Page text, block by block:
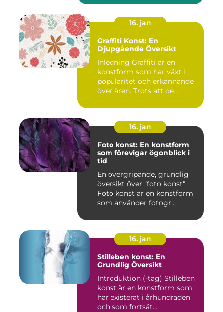
16. jan
Graffiti Konst: En
Djupgående Översikt
Inledning Graffiti är en
konstform som har växt i
popularitet och erkännande
över åren. Trots att de...
16. jan
Foto konst: En konstform
som förevigar ögonblick i
tid
En övergripande, grundlig
översikt över "foto konst"
Foto konst är en konstform
som använder fotogr...
16. jan
Stilleben konst: En
Grundlig Översikt
Introduktion (-tag) Stilleben
konst är en konstform som
har existerat i århundraden
och som fortsät...